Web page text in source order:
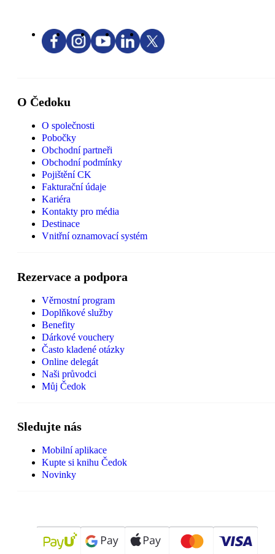
O Čedoku
O společnosti
Pobočky
Obchodní partneři
Obchodní podmínky
Pojištění CK
Fakturační údaje
Kariéra
Kontakty pro média
Destinace
Vnitřní oznamovací systém
Rezervace a podpora
Věrnostní program
Doplňkové služby
Benefity
Dárkové vouchery
Často kladené otázky
Online delegát
Naši průvodci
Můj Čedok
Sledujte nás
Mobilní aplikace
Kupte si knihu Čedok
Novinky